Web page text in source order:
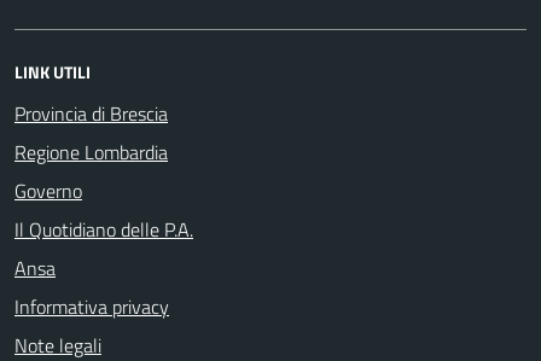
LINK UTILI
Provincia di Brescia
Regione Lombardia
Governo
Il Quotidiano delle P.A.
Ansa
Informativa privacy
Note legali